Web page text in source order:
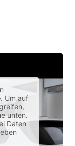
. Um auf
unten.
Daten